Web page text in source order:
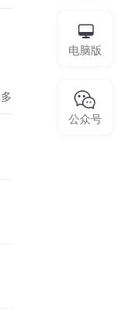
电脑版
公众号